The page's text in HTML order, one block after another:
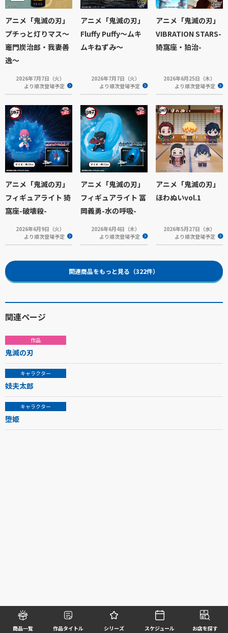
商品一覧 作品タイトル シリーズ スケジュール お店を探す
アニメ「鬼滅の刃」
プチっと灯りマス～
竈門炭治郎・我妻善
逸～
2026年7月7日（火）
より順次登場予定
アニメ「鬼滅の刃」
Fluffy Puffy～ムキ
ムキねずみ～
2026年7月7日（火）
より順次登場予定
アニメ「鬼滅の刃」
VIBRATION STARS-
猗窩座・狛治-
2026年6月25日（木）
より順次登場予定
アニメ「鬼滅の刃」
フィギュアライト 猗
窩座-破壊殺-
2026年6月9日（火）
より順次登場予定
アニメ「鬼滅の刃」
フィギュアライト 冨
岡義勇-水の呼吸-
2026年6月4日（木）
より順次登場予定
アニメ「鬼滅の刃」
ほわぬいvol.1
2026年5月27日（水）
より順次登場予定
関連商品をもっと見る（322件）
関連ページ
作品
鬼滅の刃
キャラクター
妓夫太郎
キャラクター
堕姫